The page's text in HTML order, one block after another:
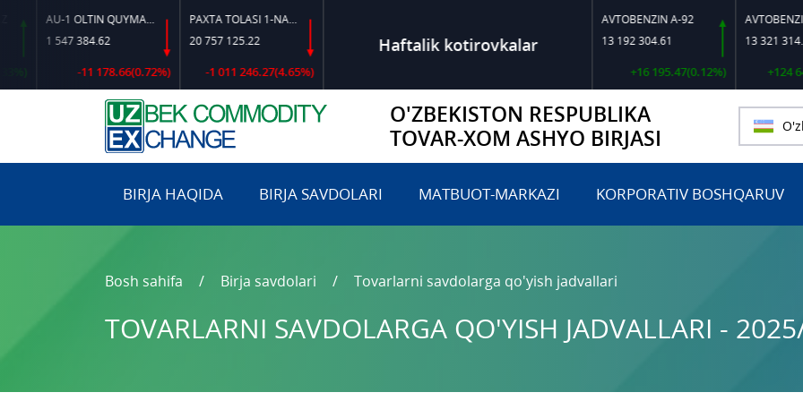
AU-1 OLTIN QUYMASI OZDST 610:2009 (GRAMM)
1 547 384.62
-11 178.66(0.72%)
PAXTA TOLASI 1-NAV 4-TIP (OLIY) 2025-YIL HOSILI
20 757 125.22
-1 011 246.27(4.65%)
Haftalik kotirovkalar
AVTOBENZIN A-92
13 192 304.61
+16 195.47(0.12%)
13 321 314.53
+124
O'ZBEKISTON RESPUBLIKA
TOVAR-XOM ASHYO BIRJASI
BIRJA HAQIDA BIRJA SAVDOLARI MATBUOT-MARKAZI KORPORATIV BOSHQARUV
Bosh sahifa Birja savdolari Tovarlarni savdolarga qo'yish jadvallari
TOVARLARNI SAVDOLARGA QO'YISH JADVALLARI -